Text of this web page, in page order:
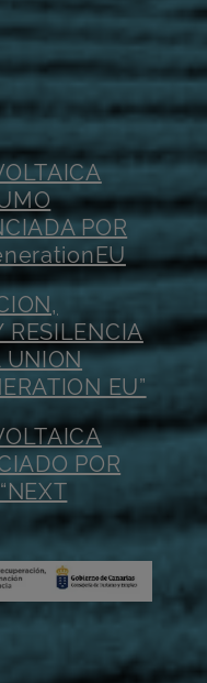
POR
RESILENCIA
UNION
EU”
POR